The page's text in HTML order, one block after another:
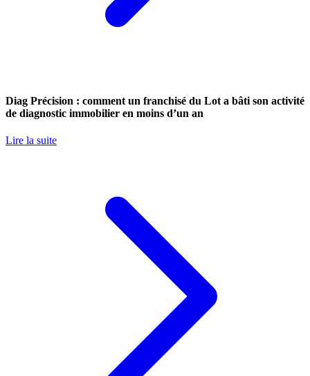
Diag Précision : comment un franchisé du Lot a bâti son activité
de diagnostic immobilier en moins d’un an
Lire la suite